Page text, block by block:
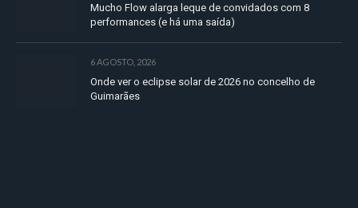
Mucho Flow alarga leque de convidados com 8
performances (e há uma saída)
6 AGOSTO, 2026
Onde ver o eclipse solar de 2026 no concelho de
Guimarães